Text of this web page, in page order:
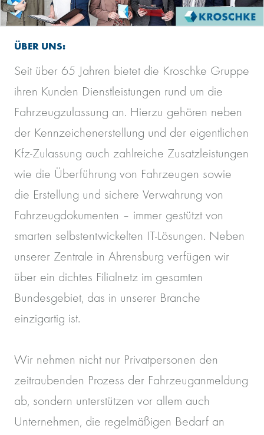
ÜBER UNS:
Seit über 65 Jahren bietet die Kroschke Gruppe
ihren Kunden Dienstleistungen rund um die
Fahrzeugzulassung an. Hierzu gehören neben
der Kennzeichenerstellung und der eigentlichen
Kfz-Zulassung auch zahlreiche Zusatzleistungen
wie die Überführung von Fahrzeugen sowie
die Erstellung und sichere Verwahrung von
Fahrzeugdokumenten – immer gestützt von
smarten selbstentwickelten IT-Lösungen. Neben
unserer Zentrale in Ahrensburg verfügen wir
über ein dichtes Filialnetz im gesamten
Bundesgebiet, das in unserer Branche
einzigartig ist.
Wir nehmen nicht nur Privatpersonen den
zeitraubenden Prozess der Fahrzeuganmeldung
ab, sondern unterstützen vor allem auch
Unternehmen, die regelmäßigen Bedarf an